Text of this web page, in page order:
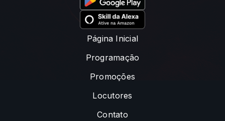
Página Inicial
Programação
Promoções
Locutores
Contato